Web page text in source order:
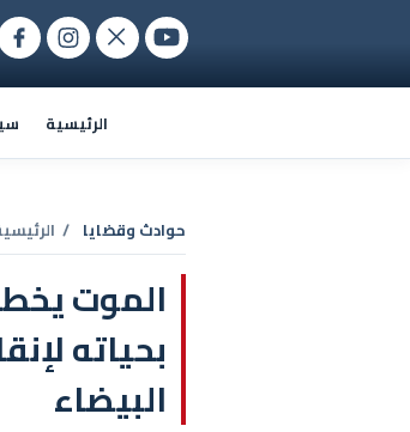
الرئيسية
حوادث وقضايا /
الموت
بحياته
البيضاء